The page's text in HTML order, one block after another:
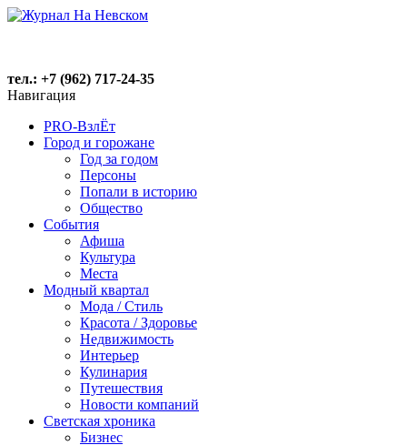
тел.: +7 (962) 717-24-35
Навигация
PRO-ВзлЁт
Город и горожане
Год за годом
Персоны
Попали в историю
Общество
События
Афиша
Культура
Места
Модный квартал
Мода / Стиль
Красота / Здоровье
Недвижимость
Интерьер
Кулинария
Путешествия
Новости компаний
Светская хроника
Бизнес